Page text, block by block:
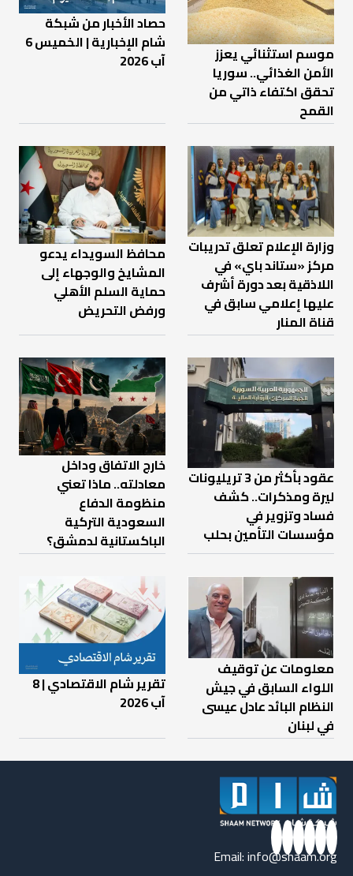
موسم استثنائي يعزز
الأمن الغذائي.. سوريا
تحقق اكتفاء ذاتي من
القمح
حصاد الأخبار من شبكة
شام الإخبارية | الخميس 6
آب 2026
وزارة الإعلام تعلق تدريبات
مركز «ستاند باي» في
اللاذقية بعد دورة أشرف
عليها إعلامي سابق في
قناة المنار
محافظ السويداء يدعو
المشايخ والوجهاء إلى
حماية السلم الأهلي
ورفض التحريض
عقود بأكثر من 3 تريليونات
ليرة ومذكرات.. كشف
فساد وتزوير في
مؤسسات التأمين بحلب
خارج الاتفاق وداخل
معادلته.. ماذا تعني
منظومة الدفاع
السعودية التركية
الباكستانية لدمشق؟
معلومات عن توقيف
اللواء السابق في جيش
النظام البائد عادل عيسى
في لبنان
تقرير شام الاقتصادي | 8
آب 2026
Email:info@shaam.org